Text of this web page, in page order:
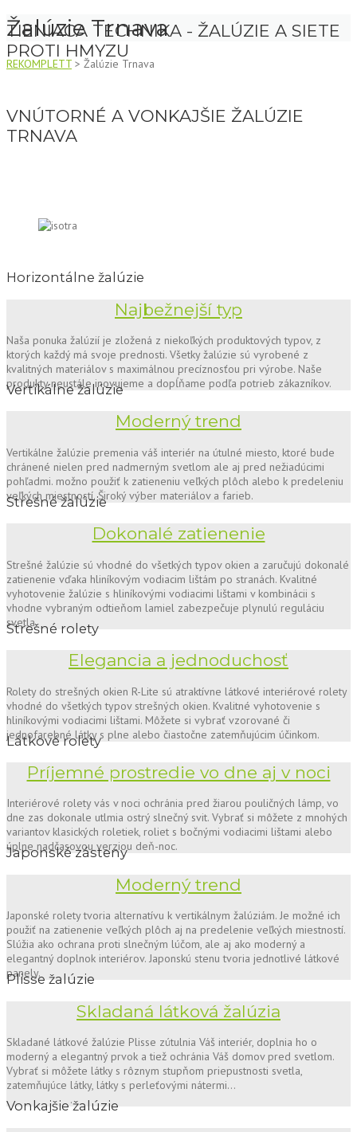
Žalúzie Trnava
REKOMPLETT > Žalúzie Trnava
TIENIACA TECHNIKA - ŽALÚZIE A SIETE
PROTI HMYZU
VNÚTORNÉ A VONKAJŠIE ŽALÚZIE
TRNAVA
Horizontálne žalúzie
Najbežnejší typ
Naša ponuka žalúzií je zložená z niekoľkých produktových typov, z
ktorých každý má svoje prednosti. Všetky žalúzie sú vyrobené z
kvalitných materiálov s maximálnou precíznosťou pri výrobe. Naše
produkty neustále inovujeme a dopĺňame podľa potrieb zákazníkov.
Vertikálne žalúzie
Moderný trend
Vertikálne žalúzie premenia váš interiér na útulné miesto, ktoré bude
chránené nielen pred nadmerným svetlom ale aj pred nežiadúcimi
pohľadmi. možno použiť k zatieneniu veľkých plôch alebo k predeleniu
veľkých miestností. Široký výber materiálov a farieb.
Strešné žalúzie
Dokonalé zatienenie
Strešné žalúzie sú vhodné do všetkých typov okien a zaručujú dokonalé
zatienenie vďaka hliníkovým vodiacim lištám po stranách. Kvalitné
vyhotovenie žalúzie s hliníkovými vodiacimi lištami v kombinácii s
vhodne vybraným odtieňom lamiel zabezpečuje plynulú reguláciu
svetla.
Strešné rolety
Elegancia a jednoduchosť
Rolety do strešných okien R-Lite sú atraktívne látkové interiérové rolety
vhodné do všetkých typov strešných okien. Kvalitné vyhotovenie s
hliníkovými vodiacimi lištami. Môžete si vybrať vzorované či
jednofarebné látky s plne alebo čiastočne zatemňujúcim účinkom.
Látkové rolety
Príjemné prostredie vo dne aj v noci
Interiérové rolety vás v noci ochránia pred žiarou pouličných lámp, vo
dne zas dokonale utlmia ostrý slnečný svit. Vybrať si môžete z mnohých
variantov klasických roletiek, roliet s bočnými vodiacimi lištami alebo
úplne nadčasovou verziou deň-noc.
Japonské zásteny
Moderný trend
Japonské rolety tvoria alternatívu k vertikálnym žalúziám. Je možné ich
použiť na zatienenie veľkých plôch aj na predelenie veľkých miestností.
Slúžia ako ochrana proti slnečným lúčom, ale aj ako moderný a
elegantný doplnok interiérov. Japonskú stenu tvoria jednotlivé látkové
panely.
Plisse žalúzie
Skladaná látková žalúzia
Skladané látkové žalúzie Plisse zútulnia Váš interiér, doplnia ho o
moderný a elegantný prvok a tiež ochránia Váš domov pred svetlom.
Vybrať si môžete látky s rôznym stupňom priepustnosti svetla,
zatemňujúce látky, látky s perleťovými nátermi…
.
Vonkajšie žalúzie